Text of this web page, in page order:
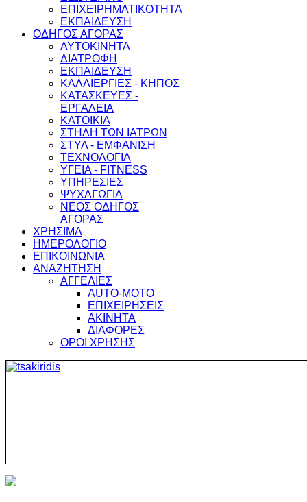
ΕΠΙΧΕΙΡΗΜΑΤΙΚΟΤΗΤΑ
ΕΚΠΑΙΔΕΥΣΗ
ΟΔΗΓΟΣ ΑΓΟΡΑΣ
ΑΥΤΟΚΙΝΗΤΑ
ΔΙΑΤΡΟΦΗ
ΕΚΠΑΙΔΕΥΣΗ
ΚΑΛΛΙΕΡΓΙΕΣ - ΚΗΠΟΣ
ΚΑΤΑΣΚΕΥΕΣ -
ΕΡΓΑΛΕΙΑ
ΚΑΤΟΙΚΙΑ
ΣΤΗΛΗ ΤΩΝ ΙΑΤΡΩΝ
ΣΤΥΛ - ΕΜΦΑΝΙΣΗ
ΤΕΧΝΟΛΟΓΙΑ
ΥΓΕΙΑ - FITNESS
ΥΠΗΡΕΣΙΕΣ
ΨΥΧΑΓΩΓΙΑ
ΝΕΟΣ ΟΔΗΓΟΣ
ΑΓΟΡΑΣ
ΧΡΗΣΙΜΑ
ΗΜΕΡΟΛΟΓΙΟ
ΕΠΙΚΟΙΝΩΝΙΑ
ΑΝΑΖΗΤΗΣΗ
ΑΓΓΕΛΙΕΣ
AUTO-MOTO
ΕΠΙΧΕΙΡΗΣΕΙΣ
ΑΚΙΝΗΤΑ
ΔΙΑΦΟΡΕΣ
ΟΡΟΙ ΧΡΗΣΗΣ